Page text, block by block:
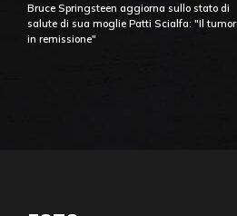
Bruce Springsteen aggiorna sullo stato di
salute di sua moglie Patti Scialfa: "Il
in remissione"